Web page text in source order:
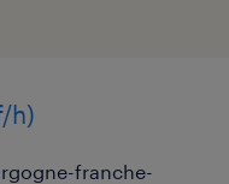
h)
franche-